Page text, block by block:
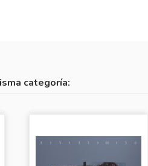
categoría: